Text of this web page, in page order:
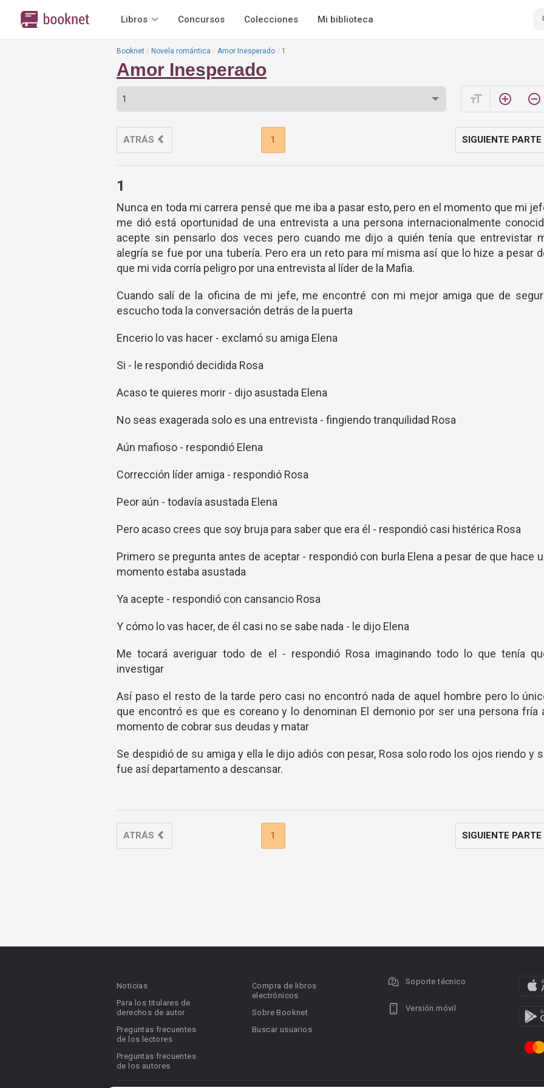
Libros Concursos Colecciones Mi biblioteca
Booknet Novela romántica Amor Inesperado 1
Amor Inesperado
format_size add_circle_outline remove_circle_outline
ATRÁS 1 SIGUIENTE PARTE
1
Nunca en toda mi carrera pensé que me iba a pasar esto, pero en el momento que mi
me dió está oportunidad de una entrevista a una persona internacionalmente
acepte sin pensarlo dos veces pero cuando me dijo a quién tenía que entrevistar
alegría se fue por una tubería. Pero era un reto para mí misma así que lo hize a pesar
que mi vida corría peligro por una entrevista al líder de la Mafia.
Cuando salí de la oficina de mi jefe, me encontré con mi mejor amiga que de
escucho toda la conversación detrás de la puerta
Encerio lo vas hacer - exclamó su amiga Elena
Si - le respondió decidida Rosa
Acaso te quieres morir - dijo asustada Elena
No seas exagerada solo es una entrevista - fingiendo tranquilidad Rosa
Aún mafioso - respondió Elena
Corrección líder amiga - respondió Rosa
Peor aún - todavía asustada Elena
Pero acaso crees que soy bruja para saber que era él - respondió casi histérica Rosa
Primero se pregunta antes de aceptar - respondió con burla Elena a pesar de que hace
momento estaba asustada
Ya acepte - respondió con cansancio Rosa
Y cómo lo vas hacer, de él casi no se sabe nada - le dijo Elena
Me tocará averiguar todo de el - respondió Rosa imaginando todo lo que tenía
investigar
Así paso el resto de la tarde pero casi no encontró nada de aquel hombre pero lo
que encontró es que es coreano y lo denominan El demonio por ser una persona fría
momento de cobrar sus deudas y matar
Se despidió de su amiga y ella le dijo adiós con pesar, Rosa solo rodo los ojos riendo y
fue así departamento a descansar.
ATRÁS 1 SIGUIENTE PARTE
Noticias
Para los titulares de
derechos de autor
Preguntas frecuentes
de los lectores
Preguntas frecuentes
de los autores
Compra de libros
electrónicos
Sobre Booknet
Buscar usuarios
Soporte técnico
Versión móvil